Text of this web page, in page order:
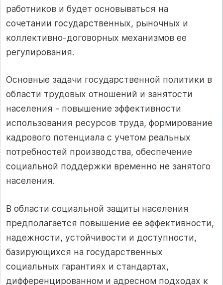
работников и будет основываться на
сочетании государственных, рыночных и
коллективно-договорных механизмов ее
регулирования.
Основные задачи государственной политики в
области трудовых отношений и занятости
населения - повышение эффективности
использования ресурсов труда, формирование
кадрового потенциала с учетом реальных
потребностей производства, обеспечение
социальной поддержки временно не занятого
населения.
В области социальной защиты населения
предполагается повышение ее эффективности,
надежности, устойчивости и доступности,
базирующихся на государственных
социальных гарантиях и стандартах,
дифференцированном и адресном подходах к